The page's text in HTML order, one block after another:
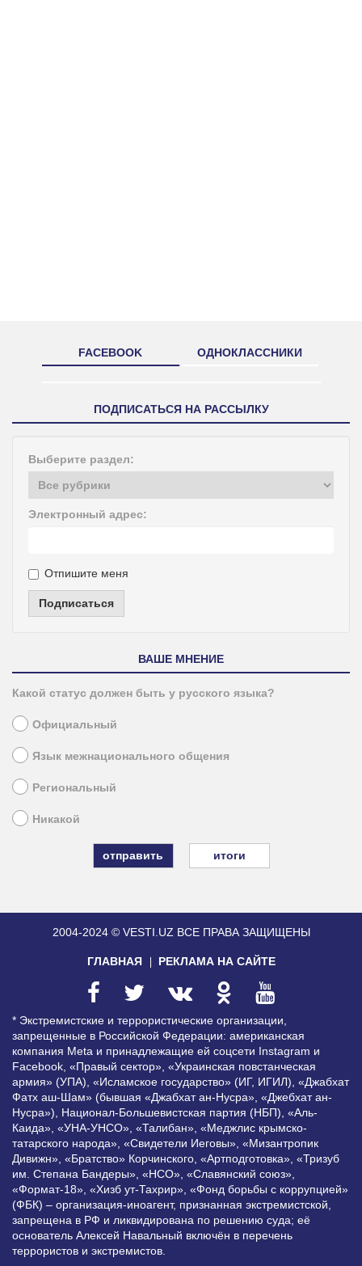
FACEBOOK ОДНОКЛАССНИКИ
ПОДПИСАТЬСЯ НА РАССЫЛКУ
Выберите раздел:
Электронный адрес:
Отпишите меня
Подписаться
ВАШЕ МНЕНИЕ
Какой статус должен быть у русского языка?
Официальный
Язык межнационального общения
Региональный
Никакой
итоги
2004-2024 © VESTI.UZ ВСЕ ПРАВА ЗАЩИЩЕНЫ
ГЛАВНАЯ РЕКЛАМА НА САЙТЕ
* Экстремистские и террористические организации,
запрещенные в Российской Федерации: американская
компания Meta и принадлежащие ей соцсети Instagram и
Facebook, «Правый сектор», «Украинская повстанческая
армия» (УПА), «Исламское государство» (ИГ, ИГИЛ), «Джабхат
Фатх аш-Шам» (бывшая «Джабхат ан-Нусра», «Джебхат ан-
Нусра»), Национал-Большевистская партия (НБП), «Аль-
Каида», «УНА-УНСО», «Талибан», «Меджлис крымско-
татарского народа», «Свидетели Иеговы», «Мизантропик
Дивижн», «Братство» Корчинского, «Артподготовка», «Тризуб
им. Степана Бандеры», «НСО», «Славянский союз»,
«Формат-18», «Хизб ут-Тахрир», «Фонд борьбы с коррупцией»
(ФБК) – организация-иноагент, признанная экстремистской,
запрещена в РФ и ликвидирована по решению суда; её
основатель Алексей Навальный включён в перечень
террористов и экстремистов.